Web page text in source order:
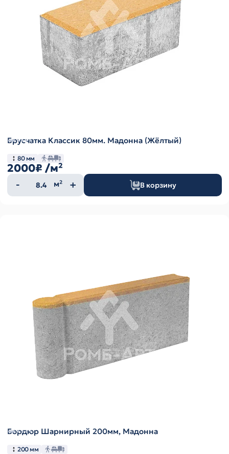
Брусчатка Классик 80мм. Мадонна (Жёлтый)
80 мм
2000₽ /м²
Количество
товара
м² В корзину
Бордюр Шарнирный 200мм, Мадонна
200 мм